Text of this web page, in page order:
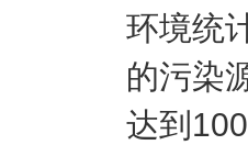
环境统
的污染
达到